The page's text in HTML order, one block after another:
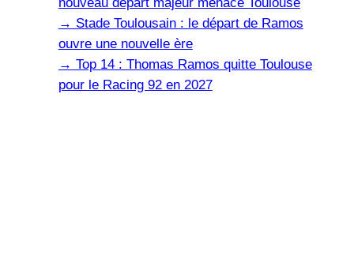
→ Stade Toulousain : le départ de Ramos
ouvre une nouvelle ère
→ Top 14 : Thomas Ramos quitte Toulouse
pour le Racing 92 en 2027